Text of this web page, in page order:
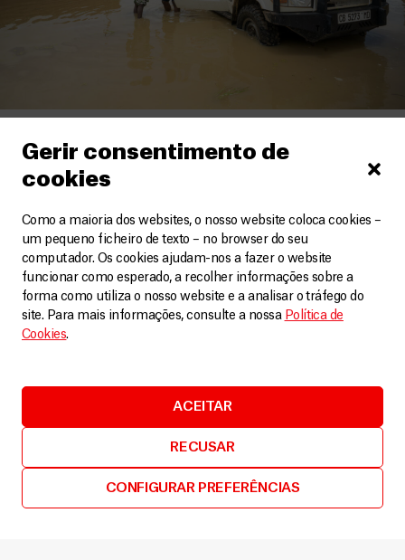
Gerir consentimento de
cookies
Como a maioria dos websites, o nosso website coloca cookies –
um pequeno ficheiro de texto – no browser do seu
computador. Os cookies ajudam-nos a fazer o website
funcionar como esperado, a recolher informações sobre a
forma como utiliza o nosso website e a analisar o tráfego do
site. Para mais informações, consulte a nossa Política de
Cookies.
ACEITAR
RECUSAR
CONFIGURAR PREFERÊNCIAS
COP30: MSF insta a ações concretas face aos
impactos das alterações climáticas na saúde
Artigos 10 Novembro, 2025
LEIA MAIS